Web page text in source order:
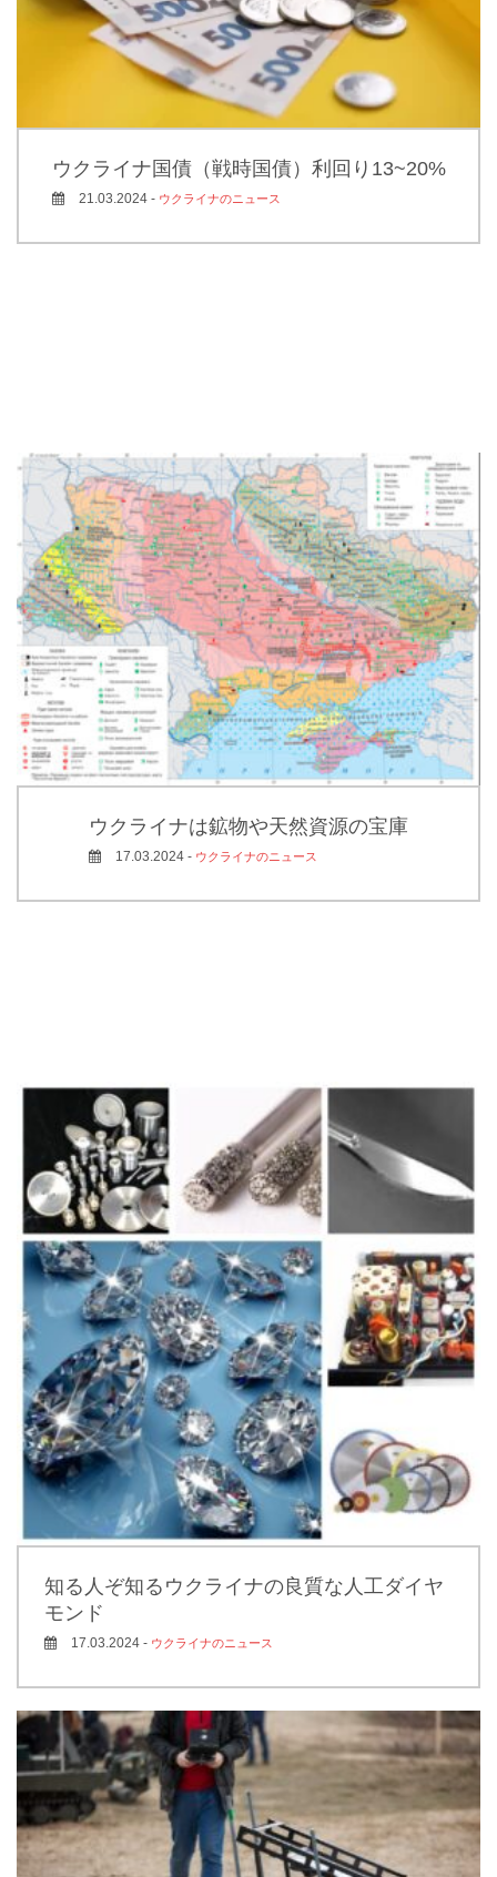
ウクライナ国債（戦時国債）利回り13~20%
21.03.2024 - ウクライナのニュース
ウクライナは鉱物や天然資源の宝庫
17.03.2024 - ウクライナのニュース
知る人ぞ知るウクライナの良質な人工ダイヤ
モンド
17.03.2024 - ウクライナのニュース